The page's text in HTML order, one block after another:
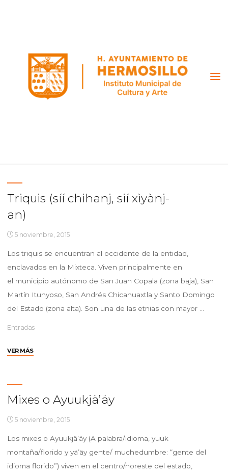
Triquis (síí chihanj, sií xìyànj-
an)
5 noviembre, 2015
Los triquis se encuentran al occidente de la entidad,
enclavados en la Mixteca. Viven principalmente en
el municipio autónomo de San Juan Copala (zona baja), San
Martín Itunyoso, San Andrés Chicahuaxtla y Santo Domingo
del Estado (zona alta). Son una de las etnias con mayor …
Entradas
VER MÁS"Triquis
an)"
Mixes o Ayuukjä’äy
5 noviembre, 2015
Los mixes o Ayuukjä’äy (A palabra/idioma, yuuk
montaña/florido y yä’äy gente/ muchedumbre: “gente del
idioma florido”) viven en el centro/noreste del estado,